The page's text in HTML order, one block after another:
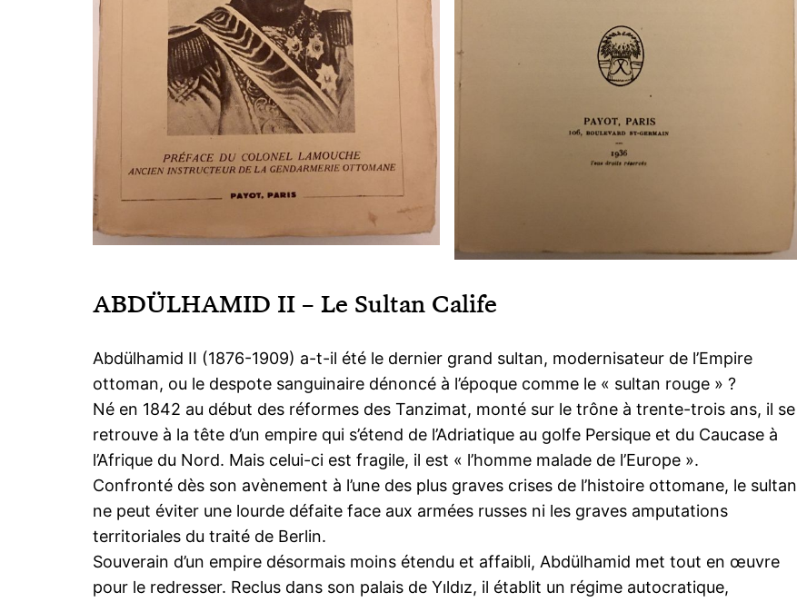
ABDÜLHAMID II – Le Sultan Calife
Abdülhamid II (1876-1909) a-t-il été le dernier grand sultan, modernisateur de l’Empire
ottoman, ou le despote sanguinaire dénoncé à l’époque comme le « sultan rouge » ?
Né en 1842 au début des réformes des Tanzimat, monté sur le trône à trente-trois ans, il se
retrouve à la tête d’un empire qui s’étend de l’Adriatique au golfe Persique et du Caucase à
l’Afrique du Nord. Mais celui-ci est fragile, il est « l’homme malade de l’Europe ».
Confronté dès son avènement à l’une des plus graves crises de l’histoire ottomane, le sultan
ne peut éviter une lourde défaite face aux armées russes ni les graves amputations
territoriales du traité de Berlin.
Souverain d’un empire désormais moins étendu et affaibli, Abdülhamid met tout en œuvre
pour le redresser. Reclus dans son palais de Yıldız, il établit un régime autocratique,